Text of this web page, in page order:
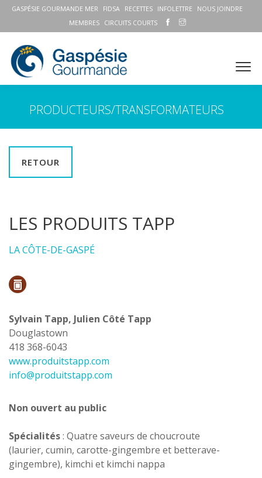
GASPÉSIE GOURMANDE MER FIDSA RECETTES INFOLETTRE
NOUS JOINDRE
MEMBRES
CIRCUITS COURTS
PRODUCTEURS/TRANSFORMATEURS
RETOUR
LES PRODUITS TAPP
LA CÔTE-DE-GASPÉ
Sylvain Tapp, Julien Côté Tapp
Douglastown
418 368-6043
www.produitstapp.com
info@produitstapp.com
Non ouvert au public
Spécialités: Quatre saveurs de choucroute
(laurier, cumin, carotte-gingembre et betterave-
gingembre), kimchi et kimchi nappa